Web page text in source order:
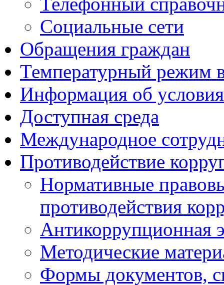
Социальные сети
Обращения граждан
Температурный режим
Информация об
Доступная среда
Международное
Противодействие
Нормативные
противодействия
Антикоррупционная
Методические
Формы документов,